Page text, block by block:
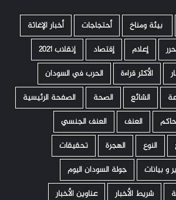
­ بيئة ومناخ أحتجاجات
أخبار الإغاثة
إعلام إقتصاد
إنقلاب 2021
الأكثر قراءة
الحرب في السودان
الشائع الصحة
الصفحة الرئيسية
العنف
العنف الجنسي
النوع الهجرة
تحقيقات
و بيانات
جولة السودان اليوم
شريط الأخبار عناوين الأخبار